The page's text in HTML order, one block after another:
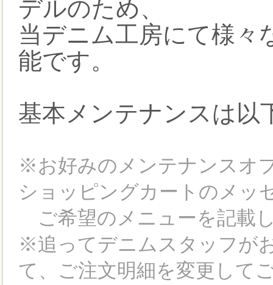
デルのため、
当デニム工房にて様々
能です。
基本メンテナンスは以
※お好みのメンテナンスオ
ショッピングカートのメッ
ご希望のメニューを記載
※追ってデニムスタッフが
て、ご注文明細を変更して